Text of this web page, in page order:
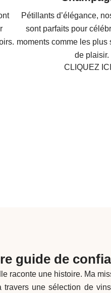
Pétillants d’élégance,
sont parfaits pour
moments comme les plus
de plaisir.
CLIQUEZ ICI
guide de
raconte une histoire. Ma
une sélection de